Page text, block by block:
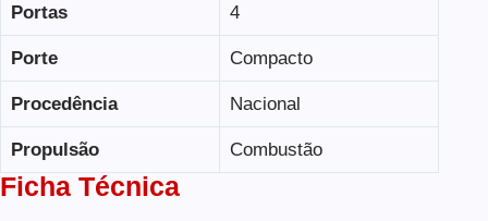
Portas 4
Porte Compacto
Procedência Nacional
Propulsão Combustão
Ficha Técnica